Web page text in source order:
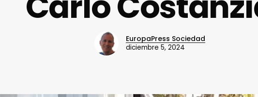
EuropaPress Sociedad
diciembre 5, 2024